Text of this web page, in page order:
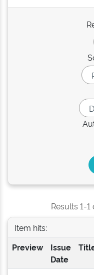
Results 1-
Item hits:
Preview
Issue
Date